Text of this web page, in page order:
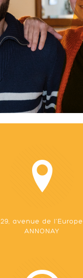
29, avenue de l'Europe
ANNONAY